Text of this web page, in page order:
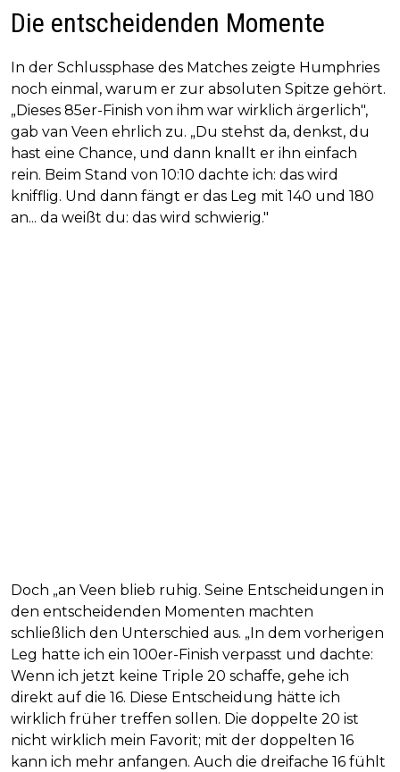
Die entscheidenden Momente
In der Schlussphase des Matches zeigte Humphries
noch einmal, warum er zur absoluten Spitze gehört.
„Dieses 85er-Finish von ihm war wirklich ärgerlich",
gab van Veen ehrlich zu. „Du stehst da, denkst, du
hast eine Chance, und dann knallt er ihn einfach
rein. Beim Stand von 10:10 dachte ich: das wird
knifflig. Und dann fängt er das Leg mit 140 und 180
an... da weißt du: das wird schwierig."
Doch „an Veen blieb ruhig. Seine Entscheidungen in
den entscheidenden Momenten machten
schließlich den Unterschied aus. „In dem vorherigen
Leg hatte ich ein 100er-Finish verpasst und dachte:
Wenn ich jetzt keine Triple 20 schaffe, gehe ich
direkt auf die 16. Diese Entscheidung hätte ich
wirklich früher treffen sollen. Die doppelte 20 ist
nicht wirklich mein Favorit; mit der doppelten 16
kann ich mehr anfangen. Auch die dreifache 16 fühlt